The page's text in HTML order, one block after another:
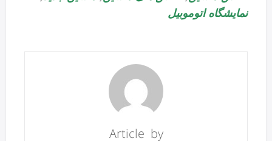
نمایشگاه اتوموبیل
Article by